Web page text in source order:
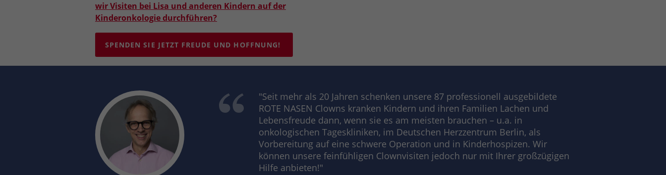
wir Visiten bei Lisa und anderen Kindern auf der
Kinderonkologie durchführen?
SPENDEN SIE JETZT FREUDE UND HOFFNUNG!
"Seit mehr als 20 Jahren schenken unsere 87 professionell ausgebildete
ROTE NASEN Clowns kranken Kindern und ihren Familien Lachen und
Lebensfreude dann, wenn sie es am meisten brauchen – u.a. in
onkologischen Tageskliniken, im Deutschen Herzzentrum Berlin, als
Vorbereitung auf eine schwere Operation und in Kinderhospizen. Wir
können unsere feinfühligen Clownvisiten jedoch nur mit Ihrer großzügigen
Hilfe anbieten!"